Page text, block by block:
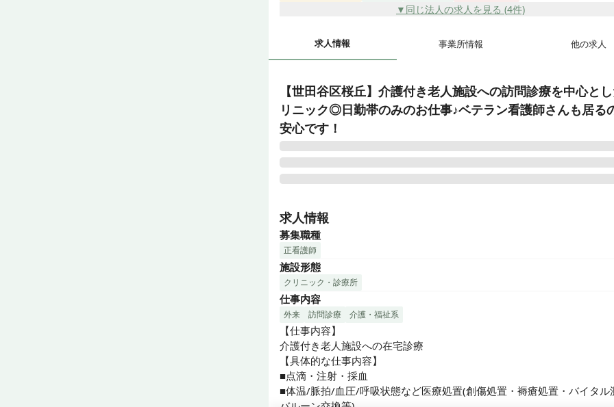
▼同じ法人の求人を見る (4件)
求人情報 事業所情報 他の求人
【世田谷区桜丘】介護付き老人施設への訪問診療を中心と
リニック◎日勤帯のみのお仕事♪ベテラン看護師さんも居る
安心です！
小田急小田原線「千歳船橋」駅より徒歩13分の場所に位置しています。
関東を中心に数多くのクリニックを展開する「医療法人社団 長伸会」が
母体です。
求人情報
募集職種
正看護師
施設形態
クリニック・診療所
仕事内容
外来 訪問診療 介護・福祉系
【仕事内容】
介護付き老人施設への在宅診療
【具体的な仕事内容】
■点滴・注射・採血
■体温/脈拍/血圧/呼吸状態など医療処置(創傷処置・褥瘡処置・バイタル